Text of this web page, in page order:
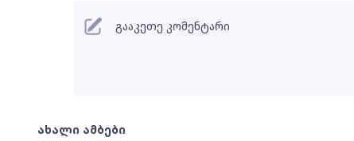
ახალი ამბები
გააკეთე კომენტარი